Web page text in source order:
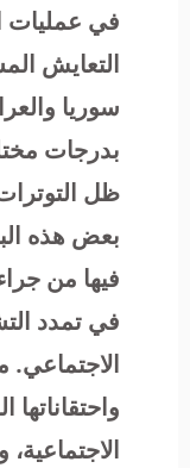
في عمليات
التعايش
سوريا
بدرجات
ظل
بعض هذه
فيها من
في تمدد
الاجتماعي.